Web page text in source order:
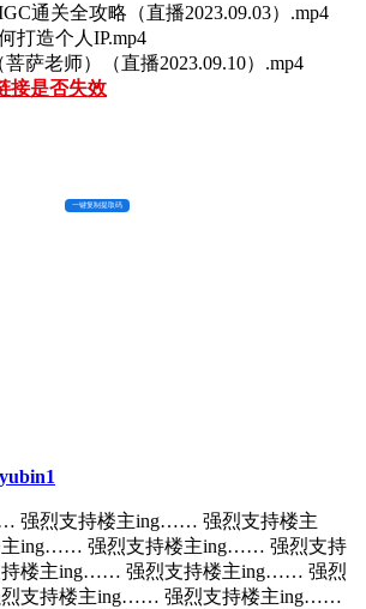
通关全攻略（直播2023.09.03）.mp4
打造个人IP.mp4
萨老师）（直播2023.09.10）.mp4
接是否失效
一键复制提取码
强烈支持楼主ing…… 强烈支持楼主
ing…… 强烈支持楼主ing…… 强烈支持
楼主ing…… 强烈支持楼主ing…… 强烈
支持楼主ing…… 强烈支持楼主ing……